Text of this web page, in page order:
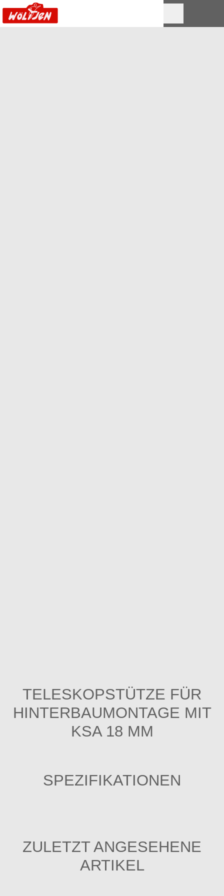
TELESKOPSTÜTZE FÜR
HINTERBAUMONTAGE MIT
KSA 18 MM
SPEZIFIKATIONEN
ZULETZT ANGESEHENE
ARTIKEL